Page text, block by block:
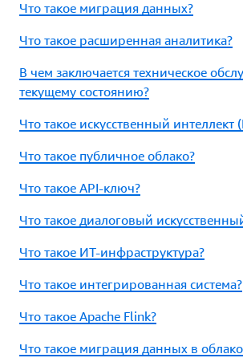
Что такое миграция данных?
Что такое расширенная аналитика?
В чем заключается техническое
текущему состоянию?
Что такое искусственный интеллект
Что такое публичное облако?
Что такое API-ключ?
Что такое диалоговый
Что такое ИТ-инфраструктура?
Что такое интегрированная система?
Что такое Apache Flink?
Что такое миграция данных в